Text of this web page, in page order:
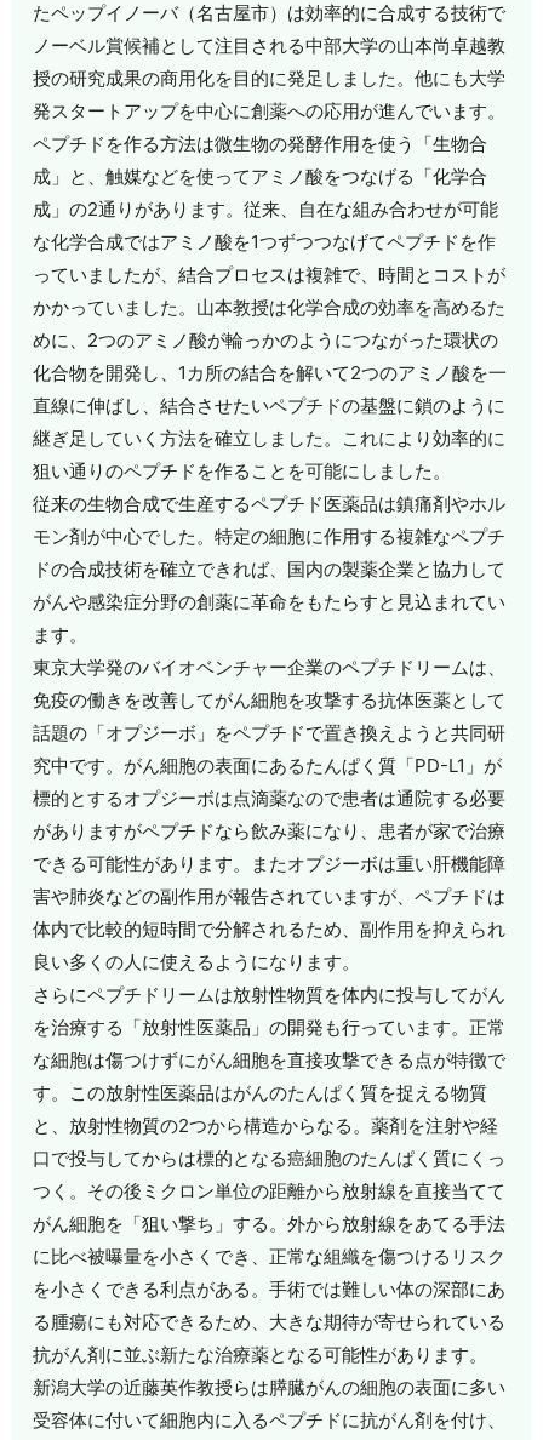
たペップイノーバ（名古屋市）は効率的に合成する技術で
ノーベル賞候補として注目される中部大学の山本尚卓越教
授の研究成果の商用化を目的に発足しました。他にも大学
発スタートアップを中心に創薬への応用が進んでいます。
ペプチドを作る方法は微生物の発酵作用を使う「生物合
成」と、触媒などを使ってアミノ酸をつなげる「化学合
成」の2通りがあります。従来、自在な組み合わせが可能
な化学合成ではアミノ酸を1つずつつなげてペプチドを作
っていましたが、結合プロセスは複雑で、時間とコストが
かかっていました。山本教授は化学合成の効率を高めるた
めに、2つのアミノ酸が輪っかのようにつながった環状の
化合物を開発し、1カ所の結合を解いて2つのアミノ酸を一
直線に伸ばし、結合させたいペプチドの基盤に鎖のように
継ぎ足していく方法を確立しました。これにより効率的に
狙い通りのペプチドを作ることを可能にしました。
従来の生物合成で生産するペプチド医薬品は鎮痛剤やホル
モン剤が中心でした。特定の細胞に作用する複雑なペプチ
ドの合成技術を確立できれば、国内の製薬企業と協力して
がんや感染症分野の創薬に革命をもたらすと見込まれてい
ます。
東京大学発のバイオベンチャー企業のペプチドリームは、
免疫の働きを改善してがん細胞を攻撃する抗体医薬として
話題の「オプジーボ」をペプチドで置き換えようと共同研
究中です。がん細胞の表面にあるたんぱく質「PD-L1」が
標的とするオプジーボは点滴薬なので患者は通院する必要
がありますがペプチドなら飲み薬になり、患者が家で治療
できる可能性があります。またオプジーボは重い肝機能障
害や肺炎などの副作用が報告されていますが、ペプチドは
体内で比較的短時間で分解されるため、副作用を抑えられ
良い多くの人に使えるようになります。
さらにペプチドリームは放射性物質を体内に投与してがん
を治療する「放射性医薬品」の開発も行っています。正常
な細胞は傷つけずにがん細胞を直接攻撃できる点が特徴で
す。この放射性医薬品はがんのたんぱく質を捉える物質
と、放射性物質の2つから構造からなる。薬剤を注射や経
口で投与してからは標的となる癌細胞のたんぱく質にくっ
つく。その後ミクロン単位の距離から放射線を直接当てて
がん細胞を「狙い撃ち」する。外から放射線をあてる手法
に比べ被曝量を小さくでき、正常な組織を傷つけるリスク
を小さくできる利点がある。手術では難しい体の深部にあ
る腫瘍にも対応できるため、大きな期待が寄せられている
抗がん剤に並ぶ新たな治療薬となる可能性があります。
新潟大学の近藤英作教授らは膵臓がんの細胞の表面に多い
受容体に付いて細胞内に入るペプチドに抗がん剤を付け、